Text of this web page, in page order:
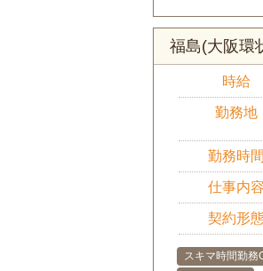
福島(大阪環
時給
勤務地
勤務時間
仕事内容
契約形
スキマ時間勤務